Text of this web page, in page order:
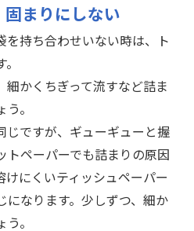
まりにしない
を持ち合わせいない時は、ト
細かくちぎって流すなど詰ま
。
じですが、ギューギューと握
トペーパーでも詰まりの原因
けにくいティッシュペーパー
になります。少しずつ、細か
。